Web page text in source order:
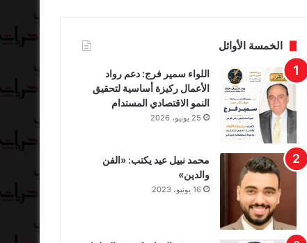
الخمسة الأوائل
اللواء سمير فرج: دعم رواد
الأعمال ركيزة أساسية لتحقيق
النمو الاقتصادي المستدام
25 يونيو، 2026
محمد نبيل عيد يكتب: «الفن
والدين»
16 يونيو، 2023